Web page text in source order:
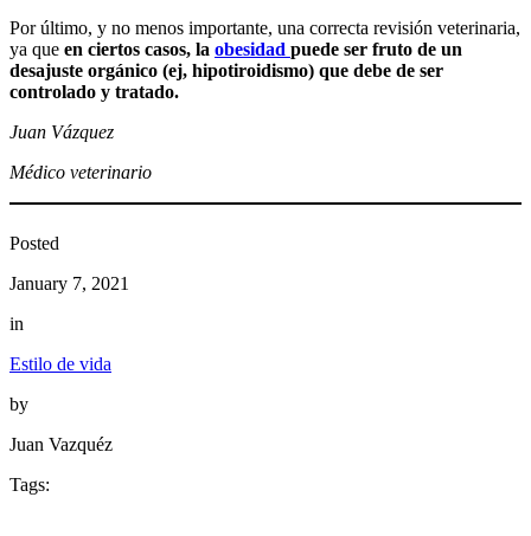
Por último, y no menos importante, una correcta revisión veterinaria,
ya que en ciertos casos, la obesidad puede ser fruto de un
desajuste orgánico (ej, hipotiroidismo) que debe de ser
controlado y tratado.
Juan Vázquez
Médico veterinario
Posted
January 7, 2021
in
Estilo de vida
by
Juan Vazquéz
Tags: